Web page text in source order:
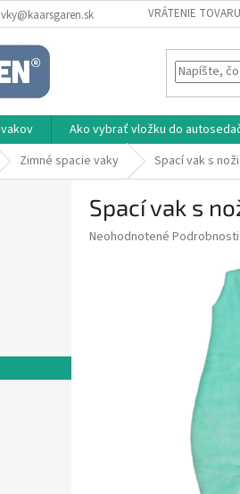
VRÁTENIE TOVARU
Ako vybrať vložku do
Zimné spacie vaky Spací vak s
Spací vak s
Priemerné
Neohodnotené